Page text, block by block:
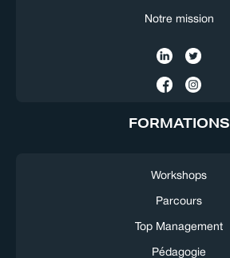
Notre mission
FORMATIONS
Workshops
Parcours
Top Management
Pédagogie